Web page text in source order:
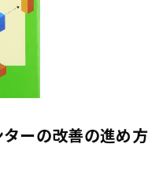
ーの改善の進め方